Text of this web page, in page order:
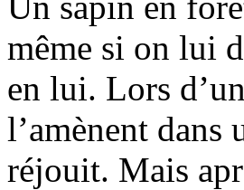
même si on lui
en lui. Lors
l’amènent dans
réjouit. Mais